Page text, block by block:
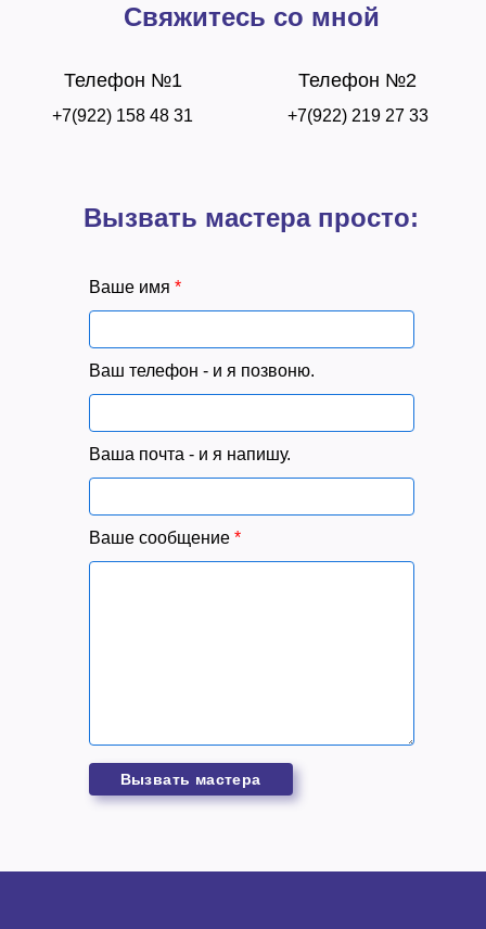
Свяжитесь со мной
Телефон №1
+7(922) 158 48 31
Телефон №2
+7(922) 219 27 33
Вызвать мастера просто:
Ваше имя *
Ваш телефон - и я позвоню.
Ваша почта - и я напишу.
Ваше сообщение *
Вызвать мастера